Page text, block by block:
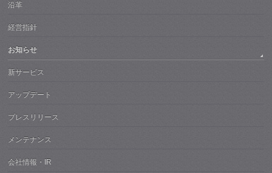
沿革
経営指針
お知らせ
新サービス
アップデート
プレスリリース
メンテナンス
会社情報・IR